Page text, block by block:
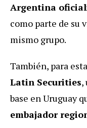
Argentina
como parte de su
mismo grupo.
También, para
Latin Securities,
base en Uruguay
embajador